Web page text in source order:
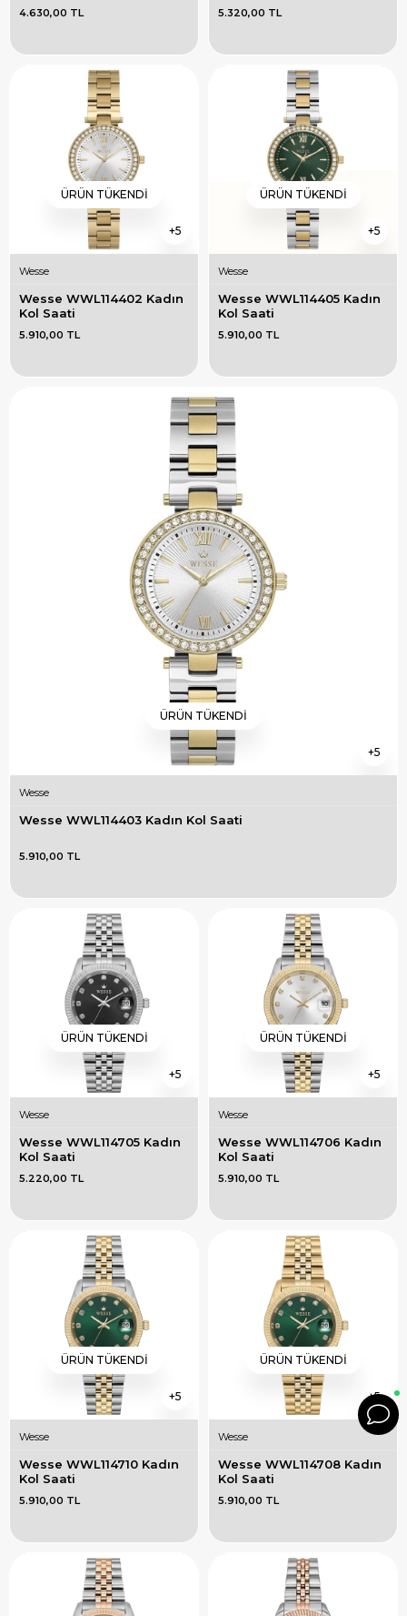
4.630,00 TL 5.320,00 TL
5
ÜRÜN TÜKENDI
Wesse
Wesse WWL114402 Kadın
Kol Saati
5.910,00 TL
5
ÜRÜN TÜKENDI
Wesse
Wesse WWL114405 Kadın
Kol Saati
5.910,00 TL
5
ÜRÜN TÜKENDI
Wesse
Wesse WWL114403 Kadın Kol Saati
5.910,00 TL
5
ÜRÜN TÜKENDI
Wesse
Wesse WWL114705 Kadın
Kol Saati
5.220,00 TL
5
ÜRÜN TÜKENDI
Wesse
Wesse WWL114706 Kadın
Kol Saati
5.910,00 TL
5
ÜRÜN TÜKENDI
Wesse
Wesse WWL114710 Kadın
Kol Saati
5.910,00 TL
5
ÜRÜN TÜKENDI
Wesse
Wesse WWL114708 Kadın
Kol Saati
5.910,00 TL